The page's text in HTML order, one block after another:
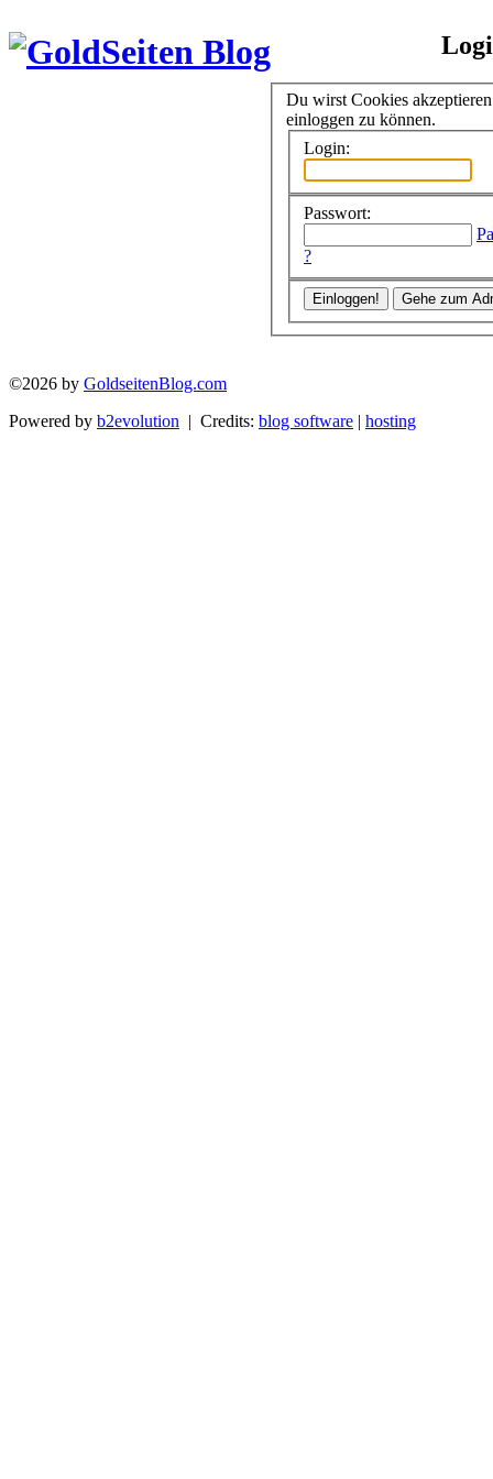
Du wirst Cookies
einloggen zu können.
Login:
Passwort:
?
©2026 by GoldseitenBlog.com
Powered by b2evolution | Credits: blog software | hosting